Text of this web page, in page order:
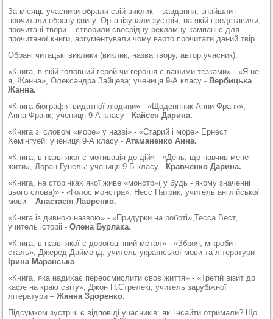
За місяць учасники обрали свій виклик – завдання, знайшли і
прочитали обрану книгу. Організували зустріч, на якій представили,
прочитані твори – створили своєрідну рекламну кампанію для
прочитаної книги, аргументували чому варто прочитати даний твір.
Обрані читацькі виклики (виклик, назва твору, автор,учасник):
«Книга, в якій головний герой чи героїня є вашими тезками» - «Я не
я, Жанна», Олександра Зайцева; учениця 9-А класу - Вербицька
Жанна.
«Книга-біографія видатної людини» - «Щоденнник Анни Франк»,
Анна Франк; учениця 9-А класу - Кайсен Дарина.
«Книга зі словом «море» у назві» - «Старий і море» Ернест
Хемінгуей; учениця 9-А класу -Атаманенко Анна.
«Книга, в назві якої є мотивація до дій» - «День, що навчив мене
жити», Лоран Гунель; учениця 9-Б класу - Кравченко Дарина.
«Книга, на сторінках якої живе «монстр»( у будь - якому значенні
цього слова)» - «Голос монстра», Несс Патрик; учитель англійської
мови –Анастасія Лавренко.
«Книга із дивною назвою» - «Придурки на роботі»,Тесса Вест,
учитель історіі -Олена Бурлака.
«Книга, в назві якої є дорогоцінний метал» - «Зброя, мікроби і
сталь», Джеред Даймонд; учитель української мови та літератури –
Ірина Маранська
«Книга, яка надихає переосмислити своє життя» - «Третій візит до
кафе на краю світу», Джон П.Стрелекі; учитель зарубіжної
літератури –Жанна Здоренко.
Підсумком зустрічі є відповіді учасників: які інсайти отримали? Що